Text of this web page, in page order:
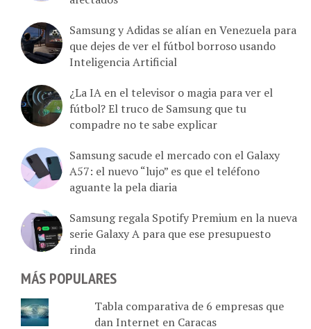
Samsung y Adidas se alían en Venezuela para
que dejes de ver el fútbol borroso usando
Inteligencia Artificial
¿La IA en el televisor o magia para ver el
fútbol? El truco de Samsung que tu
compadre no te sabe explicar
Samsung sacude el mercado con el Galaxy
A57: el nuevo “lujo” es que el teléfono
aguante la pela diaria
Samsung regala Spotify Premium en la nueva
serie Galaxy A para que ese presupuesto
rinda
MÁS POPULARES
Tabla comparativa de 6 empresas que
dan Internet en Caracas